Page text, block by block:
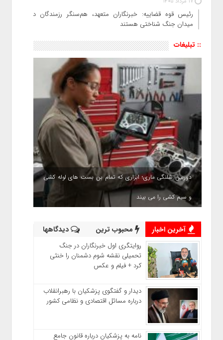
رئیس قوه قضاییه: خبرنگاران متعهد، هم‌سنگر رزمندگان در
میدان جنگ شناختی هستند
:: تبلیغات
دوربین شلنگی ماری؛ ابزاری که تمام بن بست های لوله کشی
و سیم کشی را می بیند
آخرین اخبار محبوب ترین دیدگاهها
روایتگری اول خبرنگاران در جنگ
تحمیلی نقشه شوم دشمنان را خنثی
کرد + فیلم و عکس
دیدار و گفتگوی پزشکیان با رهبرانقلاب
درباره مسائل اقتصادی و نظامی کشور
نامه به پزشکیان درباره قانون جامع